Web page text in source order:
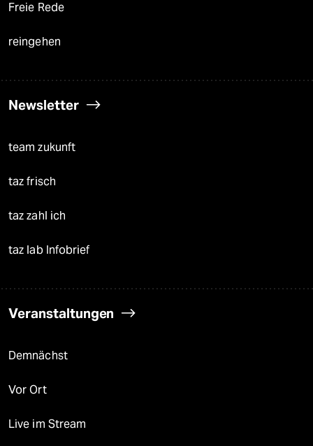
Freie Rede
reingehen
Newsletter
team zukunft
taz frisch
taz zahl ich
taz lab Infobrief
Veranstaltungen
Demnächst
Vor Ort
Live im Stream